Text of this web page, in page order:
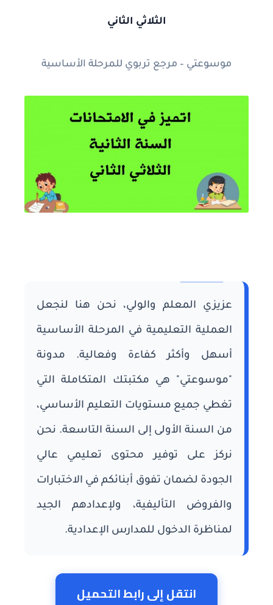
الثلاثي الثاني
موسوعتي – مرجع تربوي للمرحلة الأساسية
عزيزي المعلم والولي، نحن هنا لنجعل
العملية التعليمية في المرحلة الأساسية
أسهل وأكثر كفاءة وفعالية. مدونة
"موسوعتي" هي مكتبتك المتكاملة التي
تغطي جميع مستويات التعليم الأساسي،
من السنة الأولى إلى السنة التاسعة. نحن
نركز على توفير محتوى تعليمي عالي
الجودة لضمان تفوق أبنائكم في الاختبارات
والفروض التأليفية، ولإعدادهم الجيد
لمناظرة الدخول للمدارس الإعدادية.
انتقل إلى رابط التحميل